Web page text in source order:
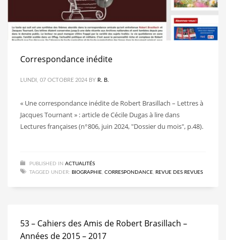
Correspondance inédite
LUNDI, 07 OCTOBRE 2024 BY R. B.
« Une correspondance inédite de Robert Brasillach – Lettres à
Jacques Tournant » : article de Cécile Dugas à lire dans
Lectures françaises (n°806, juin 2024, "Dossier du mois", p.48).
PUBLISHED IN ACTUALITÉS
TAGGED UNDER: BIOGRAPHIE CORRESPONDANCE REVUE DES REVUES
53 – Cahiers des Amis de Robert Brasillach –
Années de 2015 – 2017